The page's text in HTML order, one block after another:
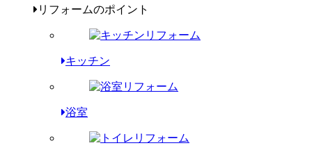
リフォームのポイント
キッチン
浴室